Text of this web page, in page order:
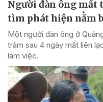
Người đàn ông mất
tìm phát hiện nằm
Một người đàn ông ở
tràm sau 4 ngày mất liên
làm việc.